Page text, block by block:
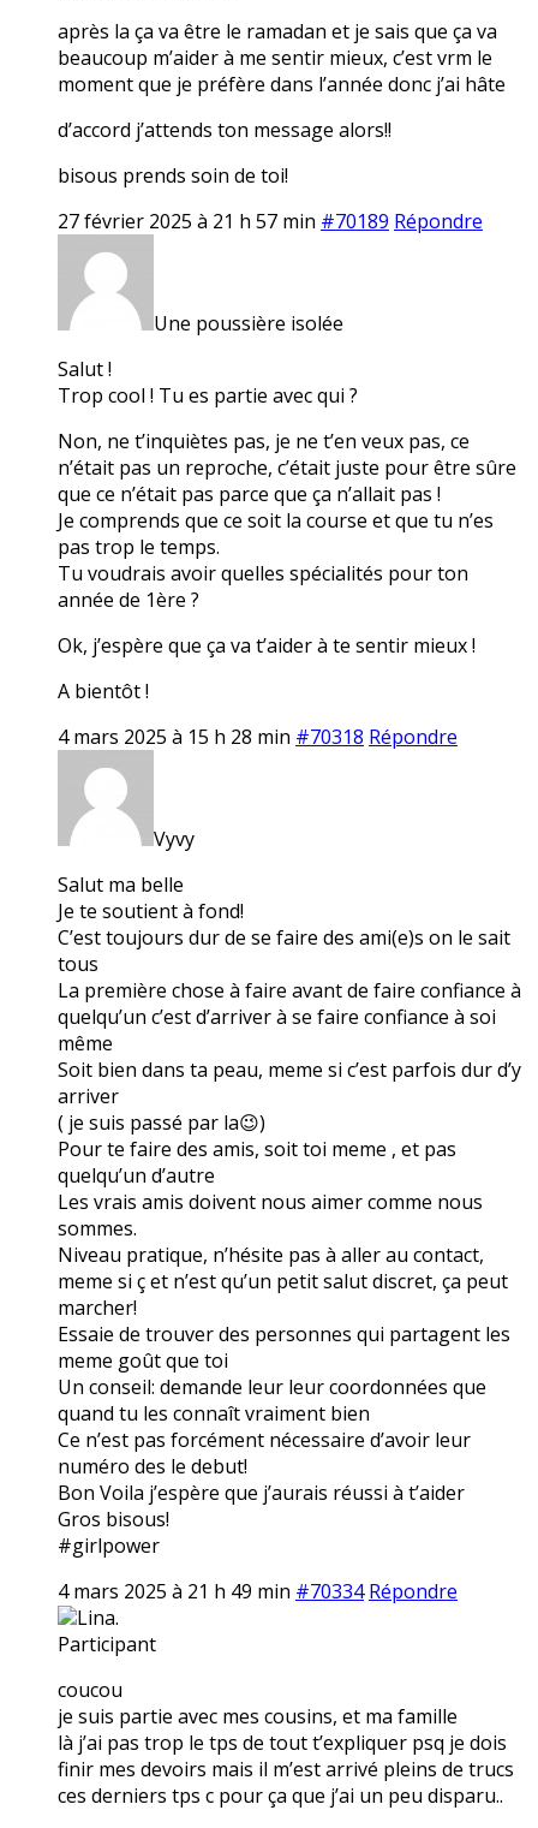
après la ça va être le ramadan et je sais que ça va
beaucoup m’aider à me sentir mieux, c’est vrm le
moment que je préfère dans l’année donc j’ai hâte
d’accord j’attends ton message alors!!
bisous prends soin de toi!
27 février 2025 à 21 h 57 min #70189 Répondre
Une poussière isolée
Salut !
Trop cool ! Tu es partie avec qui ?
Non, ne t’inquiètes pas, je ne t’en veux pas, ce
n’était pas un reproche, c’était juste pour être sûre
que ce n’était pas parce que ça n’allait pas !
Je comprends que ce soit la course et que tu n’es
pas trop le temps.
Tu voudrais avoir quelles spécialités pour ton
année de 1ère ?
Ok, j’espère que ça va t’aider à te sentir mieux !
A bientôt !
4 mars 2025 à 15 h 28 min #70318 Répondre
Vyvy
Salut ma belle
Je te soutient à fond!
C’est toujours dur de se faire des ami(e)s on le sait
tous
La première chose à faire avant de faire confiance à
quelqu’un c’est d’arriver à se faire confiance à soi
même
Soit bien dans ta peau, meme si c’est parfois dur d’y
arriver
( je suis passé par la😉)
Pour te faire des amis, soit toi meme , et pas
quelqu’un d’autre
Les vrais amis doivent nous aimer comme nous
sommes.
Niveau pratique, n’hésite pas à aller au contact,
meme si ç et n’est qu’un petit salut discret, ça peut
marcher!
Essaie de trouver des personnes qui partagent les
meme goût que toi
Un conseil: demande leur leur coordonnées que
quand tu les connaît vraiment bien
Ce n’est pas forcément nécessaire d’avoir leur
numéro des le debut!
Bon Voila j’espère que j’aurais réussi à t’aider
Gros bisous!
#girlpower
4 mars 2025 à 21 h 49 min #70334 Répondre
Lina.
Participant
coucou
je suis partie avec mes cousins, et ma famille
là j’ai pas trop le tps de tout t’expliquer psq je dois
finir mes devoirs mais il m’est arrivé pleins de trucs
ces derniers tps c pour ça que j’ai un peu disparu..